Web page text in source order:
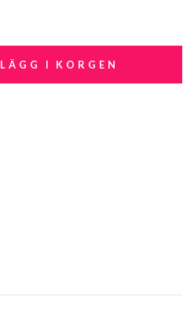
LÄGG I KORGEN